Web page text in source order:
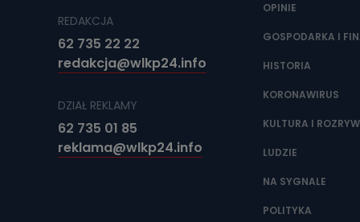
Jak
Można to
REDAKCJA
62 735 22 22
redakcja@wlkp24.info
DZIAŁ REKLAMY
62 735 01 85
reklama@wlkp24.info
OPINIE
GOSPODARKA I
HISTORIA
KORONAWIRUS
KULTURA I
LUDZIE
NA SYGNALE
POLITYKA